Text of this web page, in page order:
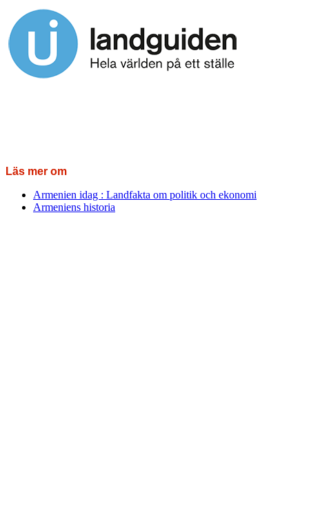
Läs mer om
Armenien idag : Landfakta om politik och ekonomi
Armeniens historia